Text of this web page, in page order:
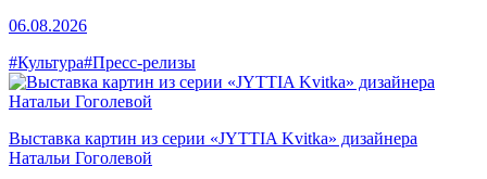
06.08.2026
#Культура#Пресс-релизы
Выставка картин из серии «JYTTIA Kvitka» дизайнера
Натальи Гоголевой